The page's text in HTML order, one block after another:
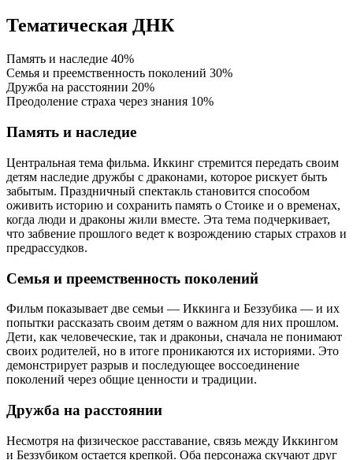
Тематическая ДНК
Память и наследие 40%
Семья и преемственность поколений 30%
Дружба на расстоянии 20%
Преодоление страха через знания 10%
Память и наследие
Центральная тема фильма. Иккинг стремится передать своим
детям наследие дружбы с драконами, которое рискует быть
забытым. Праздничный спектакль становится способом
оживить историю и сохранить память о Стоике и о временах,
когда люди и драконы жили вместе. Эта тема подчеркивает,
что забвение прошлого ведет к возрождению старых страхов и
предрассудков.
Семья и преемственность поколений
Фильм показывает две семьи — Иккинга и Беззубика — и их
попытки рассказать своим детям о важном для них прошлом.
Дети, как человеческие, так и драконьи, сначала не понимают
своих родителей, но в итоге проникаются их историями. Это
демонстрирует разрыв и последующее воссоединение
поколений через общие ценности и традиции.
Дружба на расстоянии
Несмотря на физическое расставание, связь между Иккингом
и Беззубиком остается крепкой. Оба персонажа скучают друг